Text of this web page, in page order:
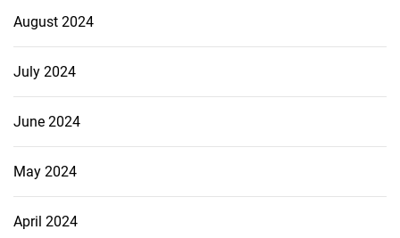
August 2024
July 2024
June 2024
May 2024
April 2024